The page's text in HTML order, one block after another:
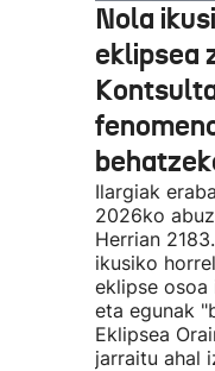
Nola
eklipsea
Ilargiak
2026ko
Herrian
ikusiko
eklipse osoa
eta egunak
Eklipsea
jarraitu ahal